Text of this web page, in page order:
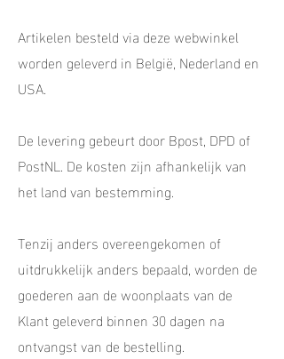
Artikelen besteld via deze webwinkel
worden geleverd in België, Nederland en
USA.
De levering gebeurt door Bpost, DPD of
PostNL. De kosten zijn afhankelijk van
het land van bestemming.
Tenzij anders overeengekomen of
uitdrukkelijk anders bepaald, worden de
goederen aan de woonplaats van de
Klant geleverd binnen 30 dagen na
ontvangst van de bestelling.